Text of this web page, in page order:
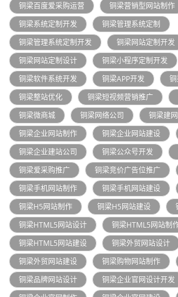
铜梁百度爱采购运营
铜梁营销型网站制作
铜梁系统定制开发
铜梁管理系统定制
铜梁管理系统定制开发
铜梁网站定制开发
铜梁网站定制设计
铜梁小程序定制开发
铜梁软件系统开发
铜梁APP开发
铜梁整站优化
铜梁短视频营销推广
铜梁微商城
铜梁网络公司 铜梁建
铜梁企业网站制作
铜梁企业网站建设
铜梁企业建站公司
铜梁公众号开发
铜梁爱采购推广
铜梁竞价广告位推广
铜梁手机网站制作
铜梁手机网站建设
铜梁H5网站制作
铜梁H5网站建设
铜梁HTML5网站设计
铜梁HTML5网站制
铜梁HTML5网站建设
铜梁外贸网站设计
铜梁外贸网站建设
铜梁购物网站制作
铜梁品牌网站设计
铜梁企业官网设计开发